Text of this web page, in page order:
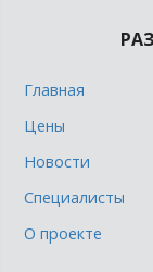
Главная
Цены
Новости
Специалисты
О проекте